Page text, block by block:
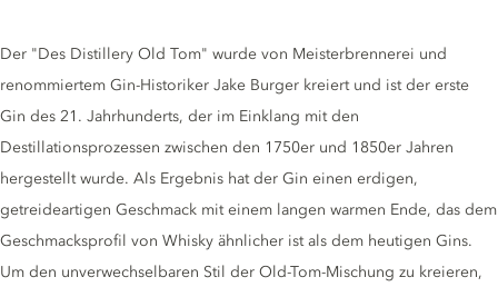
Gin description
Der "Des Distillery Old Tom" wurde von Meisterbrennerei und
renommiertem Gin-Historiker Jake Burger kreiert und ist der erste
Gin des 21. Jahrhunderts, der im Einklang mit den
Destillationsprozessen zwischen den 1750er und 1850er Jahren
hergestellt wurde. Als Ergebnis hat der Gin einen erdigen,
getreideartigen Geschmack mit einem langen warmen Ende, das dem
Geschmacksprofil von Whisky ähnlicher ist als dem heutigen Gins.
Um den unverwechselbaren Stil der Old-Tom-Mischung zu kreieren,